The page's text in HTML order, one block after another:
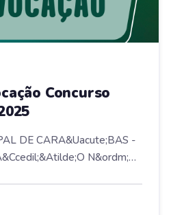
Concurso
DE CARA&Uacute;BAS -
N&ordm;